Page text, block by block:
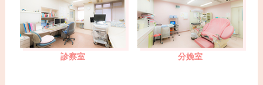
診察室 分娩室